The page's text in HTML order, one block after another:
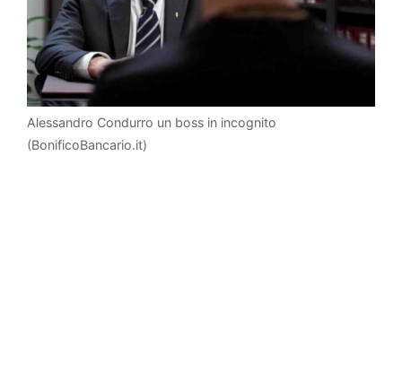
Alessandro Condurro un boss in incognito
(BonificoBancario.it)